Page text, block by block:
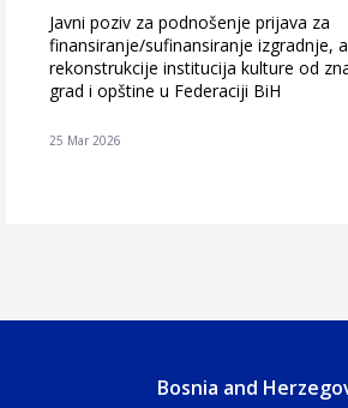
Javni poziv za podnošenje prijava za
finansiranje/sufinansiranje izgradnje,
rekonstrukcije institucija kulture od
grad i opštine u Federaciji BiH
25 Mar 2026
Bosnia and